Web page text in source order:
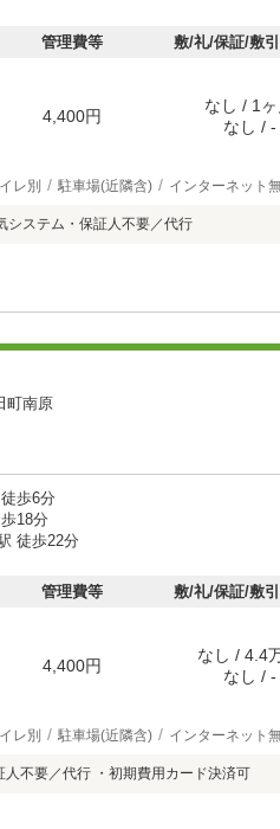
管理費等 敷/礼/保証/敷
4,400円
なし / 1ヶ
なし / -
レ別 駐車場(近隣含) インターネット
システム・保証人不要／代行
町南原
歩6分
18分
徒歩22分
管理費等 敷/礼/保証/敷
4,400円
なし / 4.4
なし / -
レ別 駐車場(近隣含) インターネット
不要／代行 ・初期費用カード決済可